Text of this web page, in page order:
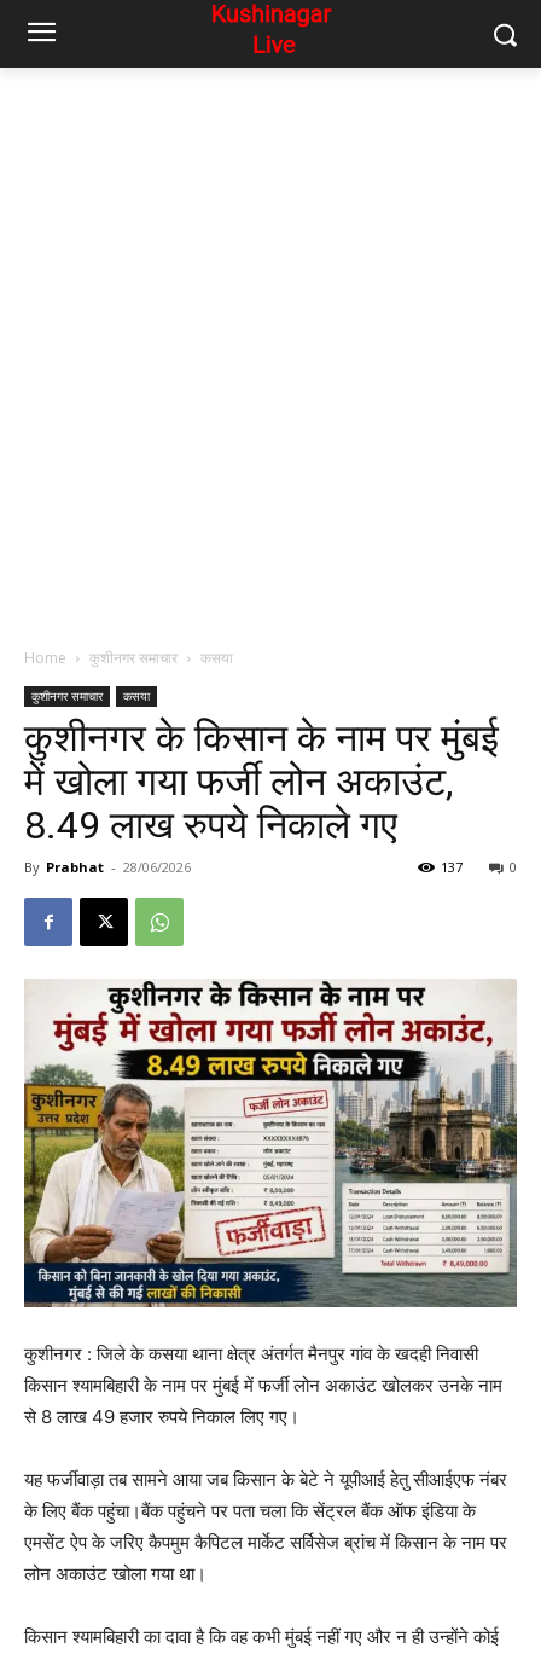
Home कुशीनगर समाचार कसया
कुशीनगर समाचार कसया
कुशीनगर के किसान के नाम पर मुंबई
में खोला गया फर्जी लोन अकाउंट,
8.49 लाख रुपये निकाले गए
By Prabhat - 28/06/2026 0
137
कुशीनगर : जिले के कसया थाना क्षेत्र अंतर्गत मैनपुर गांव के खदही निवासी
किसान श्यामबिहारी के नाम पर मुंबई में फर्जी लोन अकाउंट खोलकर उनके नाम
से 8 लाख 49 हजार रुपये निकाल लिए गए।
यह फर्जीवाड़ा तब सामने आया जब किसान के बेटे ने यूपीआई हेतु सीआईएफ नंबर
के लिए बैंक पहुंचा।बैंक पहुंचने पर पता चला कि सेंट्रल बैंक ऑफ इंडिया के
एमसेंट ऐप के जरिए कैपमुम कैपिटल मार्केट सर्विसेज ब्रांच में किसान के नाम पर
लोन अकाउंट खोला गया था।
किसान श्यामबिहारी का दावा है कि वह कभी मुंबई नहीं गए और न ही उन्होंने कोई